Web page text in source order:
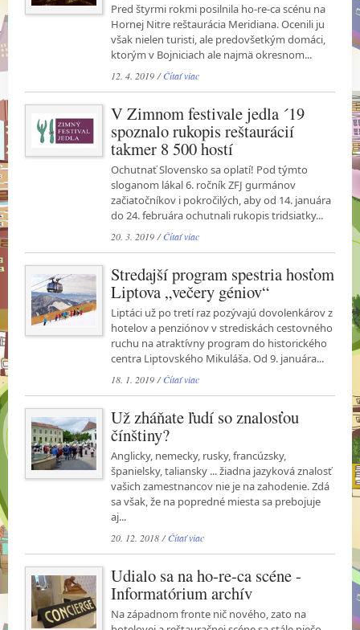
Pred štyrmi rokmi posilnila ho-re-ca scénu na
Hornej Nitre reštaurácia Meridiana. Ocenili ju
však nielen turisti, ale predovšetkým domáci,
ktorým v Bojniciach ale najmä okresnom...
12. 4. 2019 /Čítať viac
V Zimnom festivale jedla ´19
spoznalo rukopis reštaurácií
takmer 8 500 hostí
Ochutnať Slovensko sa oplatí! Pod týmto
sloganom lákal 6. ročník ZFJ gurmánov
začiatočníkov i pokročilých, aby od 14. januára
do 24. februára ochutnali rukopis tridsiatky...
20. 3. 2019 /Čítať viac
Stredajší program spestria hosťom
Liptova „večery géniov“
Liptáci už po tretí raz pozývajú dovolenkárov z
hotelov a penziónov v strediskách cestovného
ruchu na atraktívny program do historického
centra Liptovského Mikuláša. Od 9. januára...
18. 1. 2019 /Čítať viac
Už zháňate ľudí so znalosťou
čínštiny?
Anglicky, nemecky, rusky, francúzsky,
španielsky, taliansky ... žiadna jazyková znalosť
vašich zamestnancov nie je na zahodenie. Zdá
sa však, že na popredné miesta sa prebojuje
aj...
20. 12. 2018 /Čítať viac
Udialo sa na ho-re-ca scéne -
Informatórium archív
Na západnom fronte nič nového, zato na